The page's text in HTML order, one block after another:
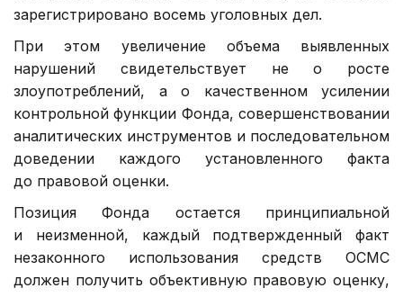
зарегистрировано восемь уголовных дел.
При этом увеличение объема выявленных
нарушений свидетельствует не о росте
злоупотреблений, а о качественном усилении
контрольной функции Фонда, совершенствовании
аналитических инструментов и последовательном
доведении каждого установленного факта
до правовой оценки.
Позиция Фонда остается принципиальной
и неизменной, каждый подтвержденный факт
незаконного использования средств ОСМС
должен получить объективную правовую оценку,